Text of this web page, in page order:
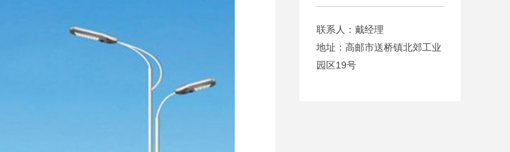
联系人：戴经理
地址：高邮市送桥镇北郊工业
园区19号